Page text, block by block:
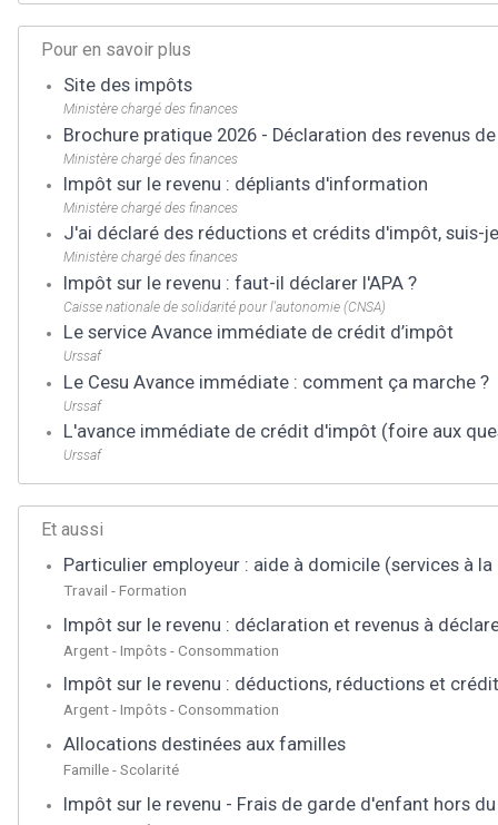
Pour en savoir plus
Site des impôts
Ministère chargé des finances
Brochure pratique 2026 - Déclaration des revenus
Ministère chargé des finances
Impôt sur le revenu : dépliants d'information
Ministère chargé des finances
J'ai déclaré des réductions et crédits d'impôt, suis-
Ministère chargé des finances
Impôt sur le revenu : faut-il déclarer l'APA ?
Caisse nationale de solidarité pour l'autonomie (CNSA)
Le service Avance immédiate de crédit d’impôt
Urssaf
Le Cesu Avance immédiate : comment ça marche ?
Urssaf
L'avance immédiate de crédit d'impôt (foire aux
Urssaf
Et aussi
Particulier employeur : aide à domicile (services à la
Travail - Formation
Impôt sur le revenu : déclaration et revenus à
Argent - Impôts - Consommation
Impôt sur le revenu : déductions, réductions et
Argent - Impôts - Consommation
Allocations destinées aux familles
Famille - Scolarité
Impôt sur le revenu - Frais de garde d'enfant hors